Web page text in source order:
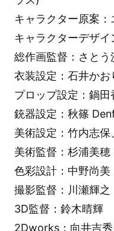
キャラクター原案：
キャラクターデザ
総作画監督：さとう
衣装設定：石井かお
プロップ設定：鍋田
銃器設定：秋篠
美術設定：竹内志保
美術監督：杉浦美穂
色彩設計：中野尚美
撮影監督：川瀬輝之
3D監督：鈴木晴輝
2Dworks：向井吉秀